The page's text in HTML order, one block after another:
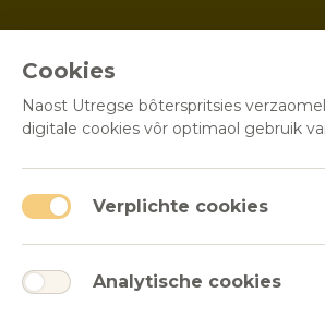
ALLE
Cookies
Naost Utregse bôterspritsies
digitale cookies vôr optimaol gebruik
Verplichte cookies
Analytische cookies